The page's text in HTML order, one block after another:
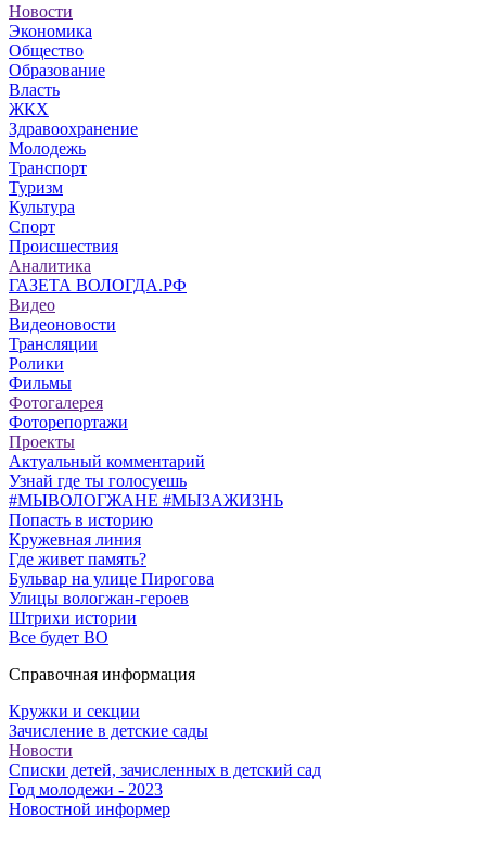
Новости
Экономика
Общество
Образование
Власть
ЖКХ
Здравоохранение
Молодежь
Транспорт
Туризм
Культура
Спорт
Происшествия
Аналитика
ГАЗЕТА ВОЛОГДА.РФ
Видео
Видеоновости
Трансляции
Ролики
Фильмы
Фотогалерея
Фоторепортажи
Проекты
Актуальный комментарий
Узнай где ты голосуешь
#МЫВОЛОГЖАНЕ #МЫЗАЖИЗНЬ
Попасть в историю
Кружевная линия
Где живет память?
Бульвар на улице Пирогова
Улицы вологжан-героев
Штрихи истории
Все будет ВО
Справочная информация
Кружки и секции
Зачисление в детские сады
Новости
Списки детей, зачисленных в детский сад
Год молодежи - 2023
Новостной информер